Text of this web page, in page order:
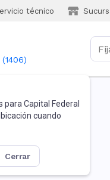
técnico
(1406)
para Capital Federal
cuando
cerrar